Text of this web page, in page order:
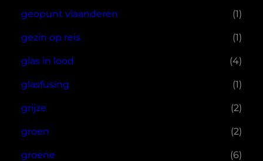
geopunt vlaanderen (1)
gezin op reis (1)
glas in lood (4)
glasfusing (1)
grijze (2)
groen (2)
groene (6)